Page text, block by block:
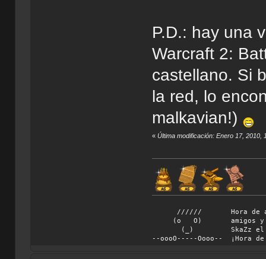
P.D.: hay una
Warcraft 2:
castellano. Si
la red, lo
malkavian!)
«Última modificación: Enero 17, 2010,
////// Hora de
(o O) amigos y
(_) SkaZz el
--oooO-----Oooo-- ¡Hora de